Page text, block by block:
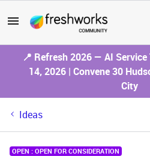
📍 Refresh 2026 — AI
14, 2026 | Convene 30
City
Ideas
OPEN : OPEN FOR CONSIDERATION